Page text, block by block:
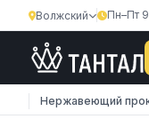
Волжский Пн–Пт
Нержавеющий